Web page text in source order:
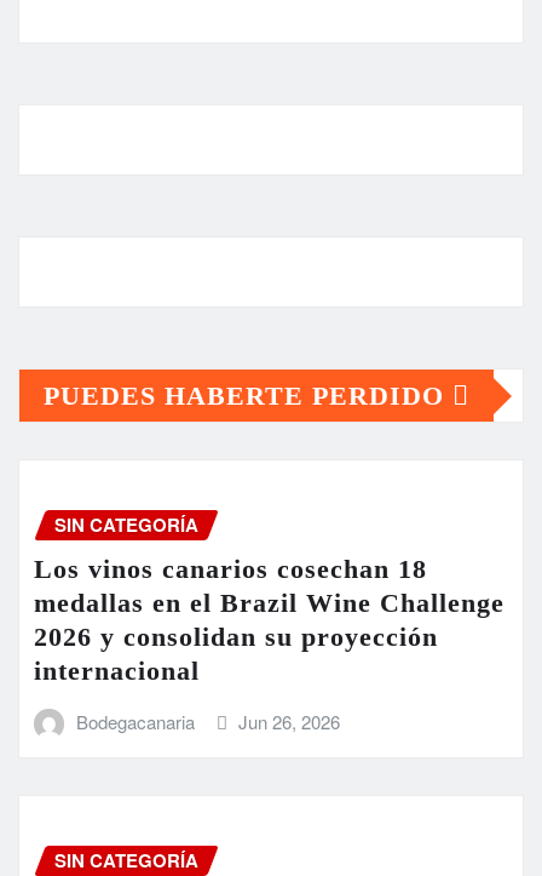
PUEDES HABERTE PERDIDO
SIN CATEGORÍA
Los vinos canarios cosechan 18
medallas en el Brazil Wine Challenge
2026 y consolidan su proyección
internacional
Bodegacanaria Jun 26, 2026
SIN CATEGORÍA